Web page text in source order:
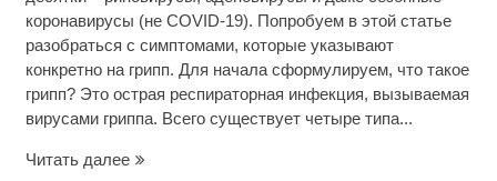
коронавирусы (не COVID-19). Попробуем в этой статье
разобраться с симптомами, которые указывают
конкретно на грипп. Для начала сформулируем, что такое
грипп? Это острая респираторная инфекция, вызываемая
вирусами гриппа. Всего существует четыре типа...
Читать далееОтличие